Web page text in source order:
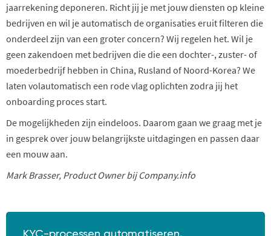
jaarrekening deponeren. Richt jij je met jouw diensten op kleine
bedrijven en wil je automatisch de organisaties eruit filteren die
onderdeel zijn van een groter concern? Wij regelen het. Wil je
geen zakendoen met bedrijven die die een dochter-, zuster- of
moederbedrijf hebben in China, Rusland of Noord-Korea? We
laten volautomatisch een rode vlag oplichten zodra jij het
onboarding proces start.
De mogelijkheden zijn eindeloos. Daarom gaan we graag met je
in gesprek over jouw belangrijkste uitdagingen en passen daar
een mouw aan.
Mark Brasser, Product Owner bij Company.info